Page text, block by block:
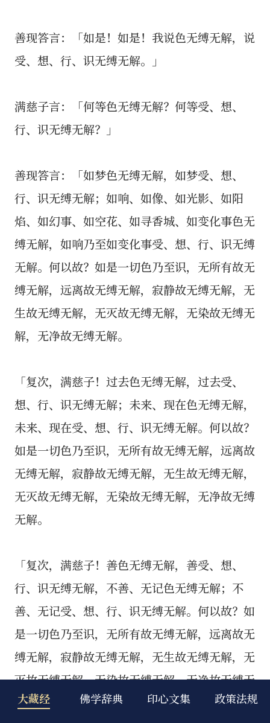
善现答言：「如是！如是！我说色无缚无解，说
受、想、行、识无缚无解。」
满慈子言：「何等色无缚无解？何等受、想、
行、识无缚无解？」
善现答言：「如梦色无缚无解，如梦受、想、
行、识无缚无解；如响、如像、如光影、如阳
焰、如幻事、如空花、如寻香城、如变化事色无
缚无解，如响乃至如变化事受、想、行、识无缚
无解。何以故？如是一切色乃至识，无所有故无
缚无解，远离故无缚无解，寂静故无缚无解，无
生故无缚无解，无灭故无缚无解，无染故无缚无
解，无净故无缚无解。
「复次，满慈子！过去色无缚无解，过去受、
想、行、识无缚无解；未来、现在色无缚无解，
未来、现在受、想、行、识无缚无解。何以故？
如是一切色乃至识，无所有故无缚无解，远离故
无缚无解，寂静故无缚无解，无生故无缚无解，
无灭故无缚无解，无染故无缚无解，无净故无缚
无解。
「复次，满慈子！善色无缚无解，善受、想、
行、识无缚无解，不善、无记色无缚无解；不
善、无记受、想、行、识无缚无解。何以故？如
是一切色乃至识，无所有故无缚无解，远离故无
缚无解，寂静故无缚无解，无生故无缚无解，无
灭故无缚无解，无染故无缚无解，无净故无缚无
解。
大藏经 佛学辞典 印心文集 政策法规